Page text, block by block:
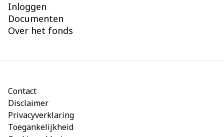
Inloggen
Documenten
Over het fonds
Contact
Disclaimer
Privacyverklaring
Toegankelijkheid